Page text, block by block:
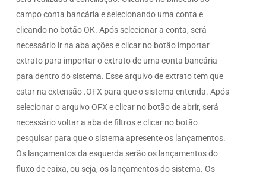
campo conta bancária e selecionando uma conta e
clicando no botão OK. Após selecionar a conta, será
necessário ir na aba ações e clicar no botão importar
extrato para importar o extrato de uma conta bancária
para dentro do sistema. Esse arquivo de extrato tem que
estar na extensão .OFX para que o sistema entenda. Após
selecionar o arquivo OFX e clicar no botão de abrir, será
necessário voltar a aba de filtros e clicar no botão
pesquisar para que o sistema apresente os lançamentos.
Os lançamentos da esquerda serão os lançamentos do
fluxo de caixa, ou seja, os lançamentos do sistema. Os